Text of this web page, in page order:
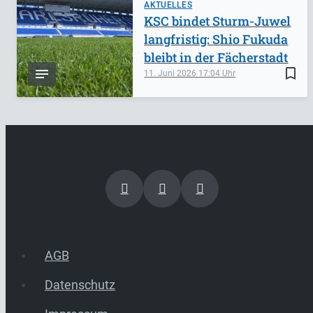
AKTUELLES
bookmark_border
11. Juni 2026 17:04
KSC bindet Sturm-Juwel
langfristig: Shio Fukuda
bleibt in der Fächerstadt
AGB
Datenschutz